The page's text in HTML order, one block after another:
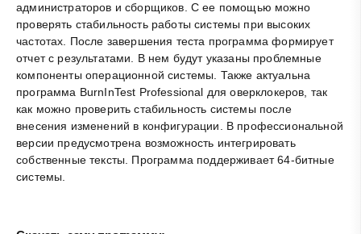
администраторов и сборщиков. С ее помощью можно
проверять стабильность работы системы при высоких
частотах. После завершения теста программа формирует
отчет с результатами. В нем будут указаны проблемные
компоненты операционной системы. Также актуальна
программа BurnInTest Professional для оверклокеров, так
как можно проверить стабильность системы после
внесения изменений в конфигурации. В профессиональной
версии предусмотрена возможность интегрировать
собственные тексты. Программа поддерживает 64-битные
системы.